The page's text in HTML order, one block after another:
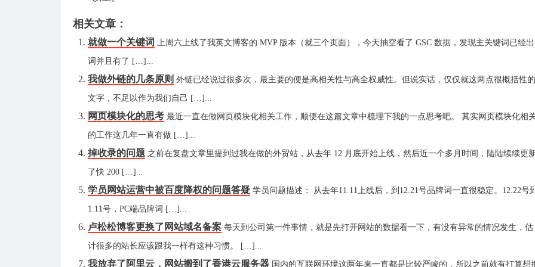
相关文章：
就做一个关键词 上周六上线了我英文博客的 MVP 版本（就三个页面），今天抽空看了 GSC 数据，发现主关键词已经出
词并且有了 […]...
我做外链的几条原则 外链已经说过很多次，最主要的便是高相关性与高全权威性。但说实话，仅仅就这两点很概括性的
文字，不足以作为我们自己 […]...
网页模块化的思考 最近一直在做网页模块化相关工作，顺便在这篇文章中梳理下我的一点思考吧。 其实网页模块化相
的工作这几年一直有做 […]...
掉收录的问题 之前在复盘文章里提到过我在做的外贸站，从去年 12 月底开始上线，然后近一个多月时间，陆陆续续更
了快 200 […]...
学员网站运营中被百度降权的问题答疑 学员问题描述： 从去年11.11上线后，到12.21号品牌词一直很稳定。12.22号
1.11号，PC端品牌词 […]...
卢松松博客更换了网站域名备案 每天到公司第一件事情，就是先打开网站的数据看一下，有没有异常的情况发生，估
计很多的站长应该跟我一样有这种习惯。 […]...
我放弃了阿里云，网站搬到了香港云服务器 国内的互联网环境这两年来一直都是比较严峻的，所以之前就有打算想